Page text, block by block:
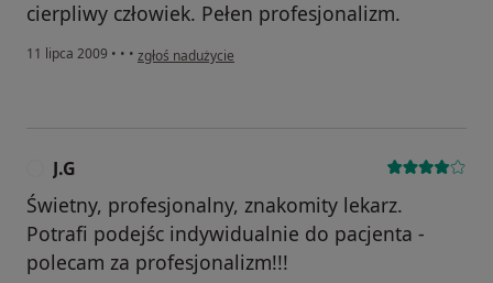
cierpliwy człowiek. Pełen profesjonalizm.
11 lipca 2009 • • • w opinii użytkownika Konto zostało usunięte
zgłoś nadużycie
J.G
Świetny, profesjonalny, znakomity lekarz.
Potrafi podejśc indywidualnie do pacjenta -
polecam za profesjonalizm!!!